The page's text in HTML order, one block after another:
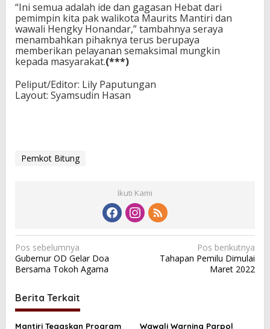
“Ini semua adalah ide dan gagasan Hebat dari
pemimpin kita pak walikota Maurits Mantiri dan
wawali Hengky Honandar,” tambahnya seraya
menambahkan pihaknya terus berupaya
memberikan pelayanan semaksimal mungkin
kepada masyarakat.(***)
Peliput/Editor: Lily Paputungan
Layout: Syamsudin Hasan
Pemkot Bitung
Ikuti Kami
N
a
i
g
Pos sebelumnya
Gubernur OD Gelar Doa
Bersama Tokoh Agama
Pos berikutnya
Tahapan Pemilu Dimulai
Maret 2022
Berita Terkait
Mantiri Tegaskan Program
Wawali Warning Parpol